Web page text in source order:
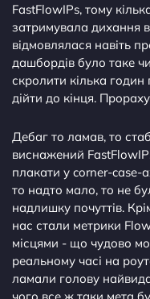
FastFlowIPs, тому
затримувала дихання
відмовлялася навіть
дашбордів було таке
скролити кілька годин
дійти до кінця.
Дебаг то ламав, то
виснажений
плакати у corner-case-
то надто мало, то не
надлишку почуттів.
нас стали метрики
місцями - що чудово
реальному часі на
ламали голову
чого все ж таки мета